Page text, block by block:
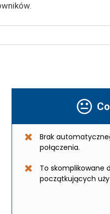
Brak
połączenia.
To skomplikowane
początkujących